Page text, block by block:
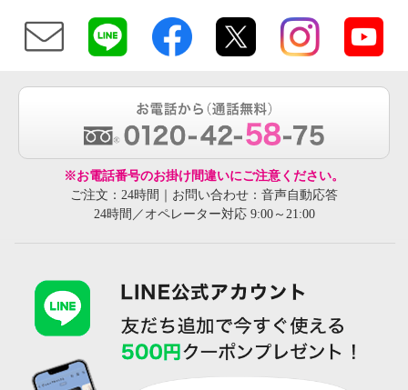
※お電話番号のお掛け間違いにご注意ください。
ご注文：24時間｜お問い合わせ：音声自動応答
24時間／オペレーター対応 9:00～21:00